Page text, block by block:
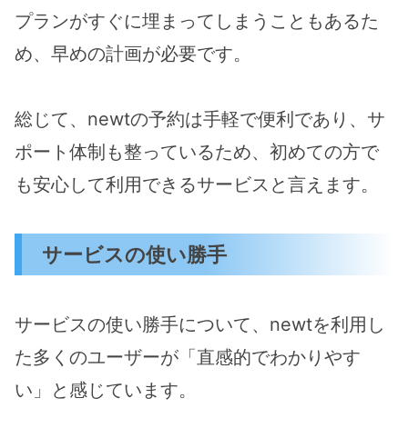
プランがすぐに埋まってしまうこともあるた
め、早めの計画が必要です。
総じて、newtの予約は手軽で便利であり、サ
ポート体制も整っているため、初めての方で
も安心して利用できるサービスと言えます。
サービスの使い勝手
サービスの使い勝手について、newtを利用し
た多くのユーザーが「直感的でわかりやす
い」と感じています。